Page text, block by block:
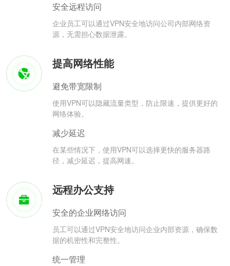
安全远程访问
企业员工可以通过VPN安全地访问公司内部网络资
源，无需担心数据泄露。
提高网络性能
避免带宽限制
使用VPN可以隐藏流量类型，防止限速，提供更好的
网络体验。
减少延迟
在某些情况下，使用VPN可以选择更快的服务器路
径，减少延迟，提高网速。
远程办公支持
安全的企业网络访问
员工可以通过VPN安全地访问企业内部资源，确保数
据的机密性和完整性。
统一管理